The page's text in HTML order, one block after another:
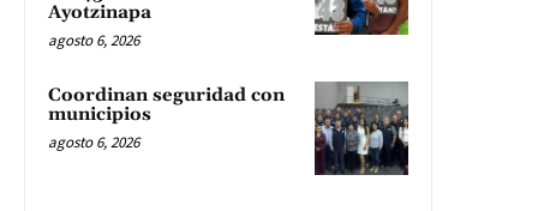
Ayotzinapa
agosto 6, 2026
Coordinan seguridad con
municipios
agosto 6, 2026